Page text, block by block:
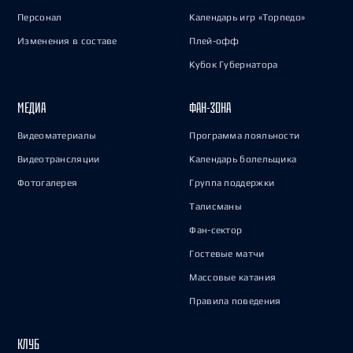
Персонал
Изменения в составе
Календарь игр «Торпедо»
Плей-офф
Кубок Губернатора
МЕДИА
Видеоматериалы
Видеотрансляции
Фотогалерея
ФАН-ЗОНА
Программа лояльности
Календарь болельщика
Группа поддержки
Талисманы
Фан-сектор
Гостевые матчи
Массовые катания
Правила поведения
КЛУБ